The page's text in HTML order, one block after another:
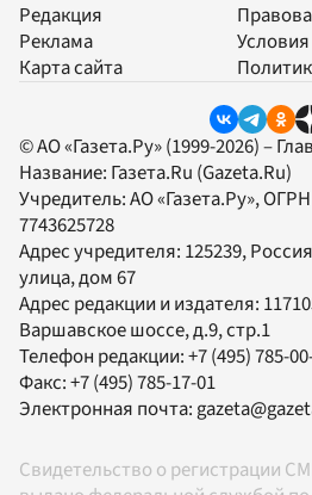
Редакция
Реклама
Карта сайта
© АО «Газета.Ру» (1999-2026) –
Название: Газета.Ru (Gazeta.Ru)
Учредитель:АО «Газета.Ру»,
7743625728
Адрес учредителя: 125239,
улица, дом 67
Адрес редакции и издателя:
Варшавское шоссе, д.9, стр.1
Телефон редакции:+7 (495) 785-
Факс:+7 (495) 785-17-01
Электронная почта:
Свидетельство о регистрации